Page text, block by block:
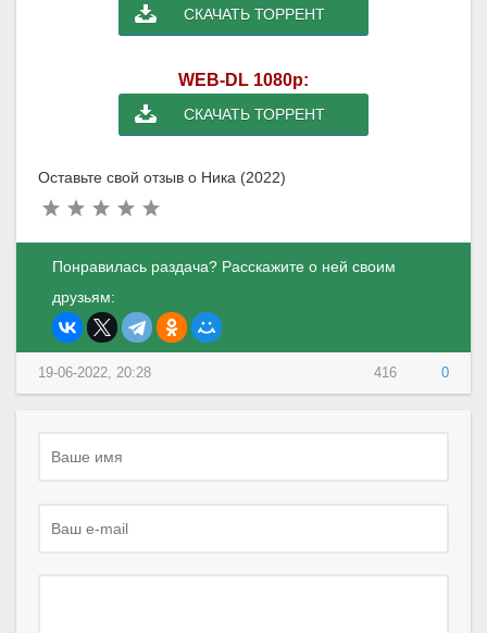
СКАЧАТЬ ТОРРЕНТ
WEB-DL 1080p:
СКАЧАТЬ ТОРРЕНТ
Оставьте свой отзыв о Ника (2022)
Понравилась раздача? Расскажите о ней своим
друзьям:
416 0
19-06-2022, 20:28